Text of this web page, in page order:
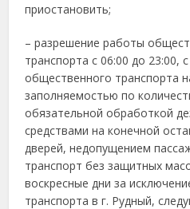
приостановить;
– разрешение работы
транспорта с 06:00 до
общественного транспорта
заполняемостью по
обязательной обработкой
средствами на конечной
дверей, недопущением
транспорт без защитных
воскресные дни за
транспорта в г. Рудный,